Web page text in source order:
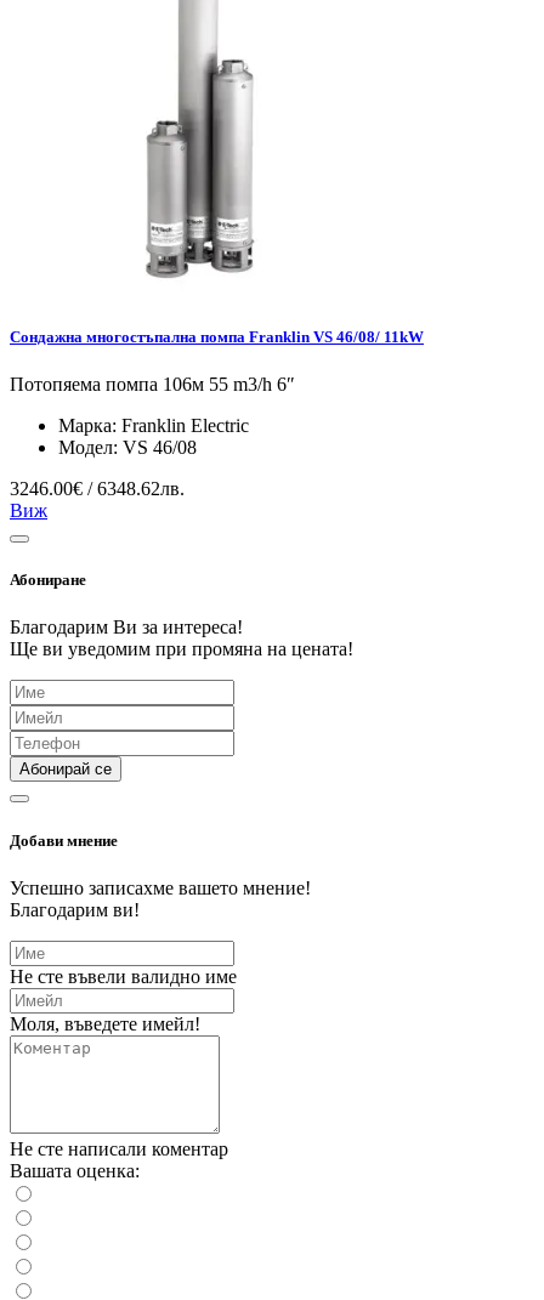
Сондажна многостъпална помпа Franklin VS 46/08/ 11kW
Потопяема помпа 106м 55 m3/h 6″
Марка: Franklin Electric
Модел: VS 46/08
3246.00€ / 6348.62лв.
Виж
Абониране
Благодарим Ви за интереса!
Ще ви уведомим при промяна на цената!
Абонирай се
Добави мнение
Успешно записахме вашето мнение!
Благодарим ви!
Не сте въвели валидно име
Моля, въведете имейл!
Не сте написали коментар
Вашата оценка: